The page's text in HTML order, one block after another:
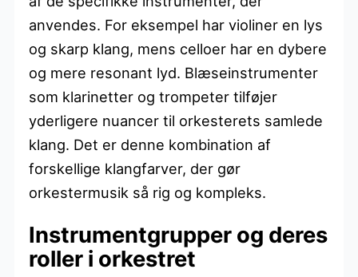
anvendes. For eksempel har violiner en lys
og skarp klang, mens celloer har en dybere
og mere resonant lyd. Blæseinstrumenter
som klarinetter og trompeter tilføjer
yderligere nuancer til orkesterets samlede
klang. Det er denne kombination af
forskellige klangfarver, der gør
orkestermusik så rig og kompleks.
Instrumentgrupper og deres
roller i orkestret